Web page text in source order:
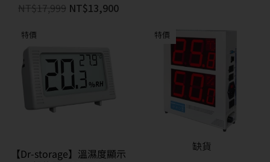
NT$17,999 NT$13,900
特價
【Dr-storage】溫濕度顯示
特價
缺貨